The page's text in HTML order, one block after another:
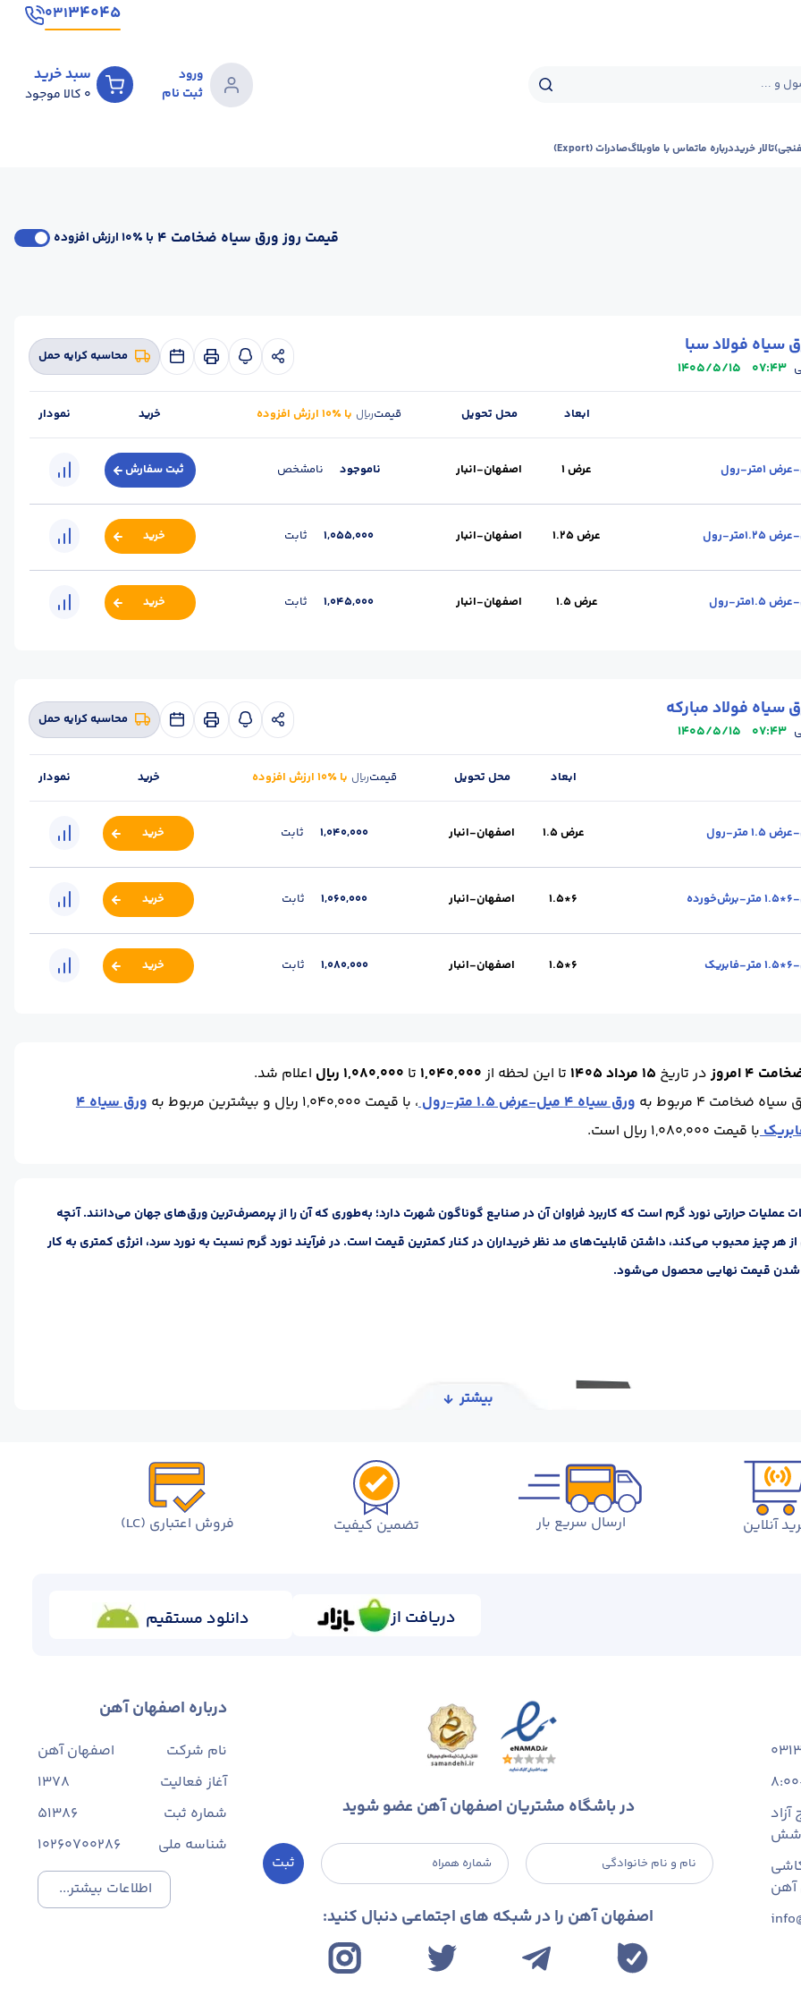
۳۴۰۴۵۰۳۱
و ...
ورود
ثبت نام
سبد خرید
0 کالا موجود
تالار خریددرباره ماتماس با ماوبلاگصادرات (Export)
قیمت روز ورق سیاه ضخامت 4 با ٪۱۰ ارزش افزوده
سیاه فولاد سبا
07:43
1405/5/15
محاسبه کرایه حمل
ابعاد محل تحویل قیمتریال با ٪۱۰ ارزش افزوده خرید نمودار
عرض 1 اصفهان-انبار ناموجود نامشخص ثبت سفارش
تحویل :اصفهان-انبار عرض 1.25 اصفهان-انبار 1,055,000 ثابت خرید
محل تحویل :اصفهان-انبار عرض 1.5 اصفهان-انبار 1,045,000 ثابت خرید
سیاه فولاد مبارکه
07:43
1405/5/15
محاسبه کرایه حمل
ابعاد محل تحویل قیمتریال با ٪۱۰ ارزش افزوده خرید نمودار
عرض 1.5 اصفهان-انبار 1,040,000 ثابت خرید
محل تحویل :اصفهان-انبار برند : فولاد مبارکه 6*1.5 اصفهان-انبار 1,060,000 ثابت خرید
تحویل :اصفهان-انبار برند :فولاد مبارکه 6*1.5 اصفهان-انبار 1,080,000 ثابت خرید
امروز در تاریخ 15 مرداد 1405 تا این لحظه از1,040,000 تا 1,080,000 ریال
اعلام شد.
ضخامت 4 مربوط به
ورق سیاه 4 میل-عرض 1.5 متر-رول ، با قیمت 1,040,000 ریال و بیشترین مربوط به
ورق سیاه 4
با قیمت 1,080,000 ریال است.
عملیات حرارتی نورد گرم است که کاربرد فراوان آن در صنایع گوناگون شهرت دارد؛ به‌طوری که آن را از پرمصرف‌ترین ورق‌های جهان می‌دانند. آنچه
هر چیز محبوب می‌کند، داشتن قابلیت‌های مد نظر خریداران در کنار کمترین قیمت است. در فرآیند نورد گرم نسبت به نورد سرد، انرژی کمتری به کار
شدن قیمت نهایی محصول می‌شود.
قبل از تعیین قیمت ورق سیاه ۴ میلی‌متر، باید نوع کاربری خود را مشخص کنید. خرید اشتباه چیزی جز ضرر به همراه ندارد. سپس با انتخاب یکی از روش‌های زیر به خرید
بورس تهیه کنید.
عرضه‌کننده ورق سیاه مراجعه کنید.
تولیدکنندگان در سطح ایران محصول را بخرید.
کنید و محصول را به‌صورت آنلاین سفارش دهید.
روش را انتخاب می‌کند؛ ولی آسانی و سرعت در خرید ورق سیاه 4 میلی‌متر به‌طور آنلاین، خریداران بیشتری را به این سمت کشانده است.
قیمت ورق سیاه ۴ میلی‌متر با توجه به ضخامت، ابعاد، نوع آلیاژ به‌کاررفته و استاندارد آن، تغییر می‌کند. البته عوامل دیگری نیز در تعیین قیمت روز این محصول تأثیر دارند
بیشتر
آنلاین ارسال سریع بار تضمین کیفیت فروش اعتباری (LC)
دریافت از دانلود مستقیم
شش
در باشگاه مشتریان اصفهان آهن عضو شوید
نام و نام خانوادگی شماره همراه ثبت
اصفهان آهن را در شبکه های اجتماعی دنبال کنید:
درباره اصفهان آهن
نام شرکت
اصفهان آهن
آغاز فعالیت
1378
شماره ثبت
۵۱۳۸۶
شناسه ملی
10260700286
اطلاعات بیشتر...